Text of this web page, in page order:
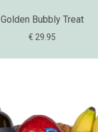
Golden Bubbly Treat
€ 29.95